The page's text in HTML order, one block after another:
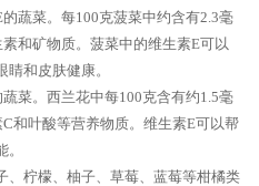
蔬菜。每100克菠菜中约含有2.3毫
和矿物质。菠菜中的维生素E可以
和皮肤健康。
菜。西兰花中每100克含有约1.5毫
和叶酸等营养物质。维生素E可以帮
、柠檬、柚子、草莓、蓝莓等柑橘类